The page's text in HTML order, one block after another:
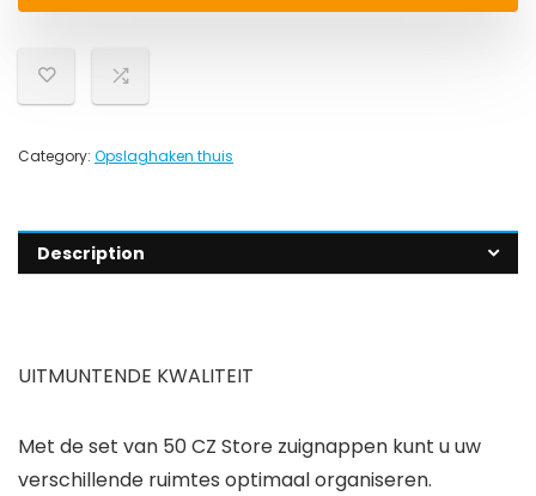
Category: Opslaghaken thuis
Description
UITMUNTENDE KWALITEIT
Met de set van 50 CZ Store zuignappen kunt u uw
verschillende ruimtes optimaal organiseren.